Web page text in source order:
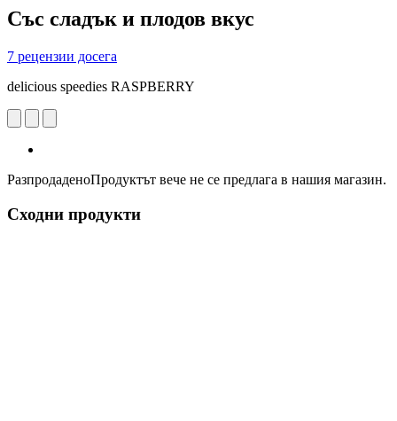
Със сладък и плодов вкус
7 рецензии досега
delicious speedies RASPBERRY
РазпродаденоПродуктът вече не се предлага в нашия магазин.
Сходни продукти